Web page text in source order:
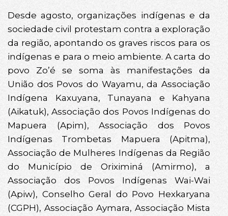
Desde agosto, organizações indígenas e da
sociedade civil protestam contra a exploração
da região, apontando os graves riscos para os
indígenas e para o meio ambiente. A carta do
povo Zo’é se soma às manifestações da
União dos Povos do Wayamu, da Associação
Indígena Kaxuyana, Tunayana e Kahyana
(Aikatuk), Associação dos Povos Indígenas do
Mapuera (Apim), Associação dos Povos
Indígenas Trombetas Mapuera (Apitma),
Associação de Mulheres Indígenas da Região
do Município de Oriximiná (Amirmo), a
Associação dos Povos Indígenas Wai-Wai
(Apiw), Conselho Geral do Povo Hexkaryana
(CGPH), Associação Aymara, Associação Mista